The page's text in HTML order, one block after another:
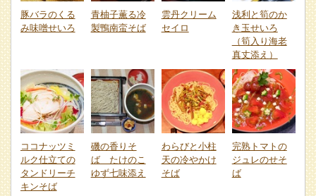
豚バラのくる
み味噌せいろ
青柚子薫る冷
製鴨南蛮そば
雲丹クリーム
セイロ
浅利と筍のか
き玉せいろ
（筍入り海老
真丈添え）
ココナッツミ
ルク仕立ての
タンドリーチ
キンそば
磯の香りそ
ば たけのこ
ゆず七味添え
わらびと小柱
天の冷やかけ
そば
完熟トマトの
ジュレのせそ
ば